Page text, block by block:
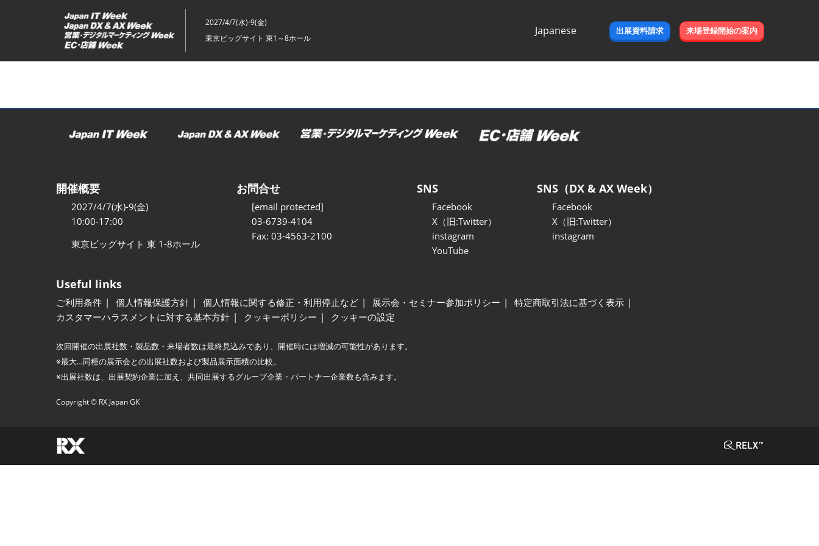
ッ
2027/4/7(水)-9(金)
東京ビッグサイト 東1～8ホール
Japanese
出展資料請求 来場登録開始の案内
開催概要
2027/4/7(水)-9(金)
10:00-17:00
東京ビッグサイト 東 1-8ホール
お問合せ
[email protected]
03-6739-4104
Fax: 03-4563-2100
SNS
Facebook
X（旧:Twitter）
instagram
YouTube
SNS（DX & AX Week）
Facebook
X（旧:Twitter）
instagram
Useful links
ご利用条件 個人情報保護方針 個人情報に関する修正・利用停止など 展示会・セミナー参加ポリシー
特定商取引法に基づく表示
カスタマーハラスメントに対する基本方針
クッキーポリシー クッキーの設定
次回開催の出展社数・製品数・来場者数は最終見込みであり、開催時には増減の可能性があります。
※最大…同種の展示会との出展社数および製品展示面積の比較。
※出展社数は、出展契約企業に加え、共同出展するグループ企業・パートナー企業数も含みます。
Copyright © RX Japan GK